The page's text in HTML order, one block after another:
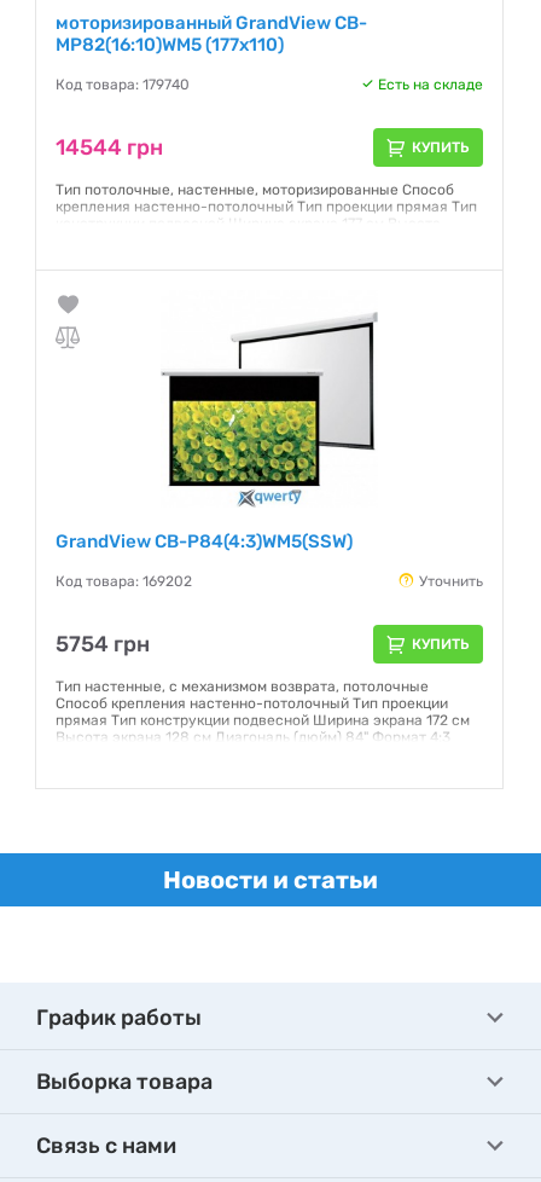
моторизированный GrandView CB-
MP82(16:10)WM5 (177x110)
Код товара: 179740 Есть на складе
14544 грн КУПИТЬ
Тип потолочные, настенные, моторизированные Способ
крепления настенно-потолочный Тип проекции прямая Тип
конструкции подвесной Ширина экрана 177 см Высота
Гарантия:
GrandView CB-P84(4:3)WM5(SSW)
Код товара: 169202 Уточнить
5754 грн КУПИТЬ
Тип настенные, с механизмом возврата, потолочные
Способ крепления настенно-потолочный Тип проекции
прямая Тип конструкции подвесной Ширина экрана 172 см
Высота экрана 128 см Диагональ (дюйм) 84" Формат 4:3
Гарантия:6 месяцев
Новости и статьи
График работы
Выборка товара
Связь с нами